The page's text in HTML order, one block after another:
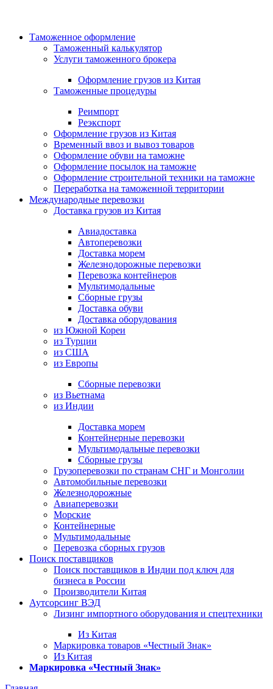
Таможенное оформление
Таможенный калькулятор
Услуги таможенного брокера
Оформление грузов из Китая
Таможенные процедуры
Реимпорт
Реэкспорт
Оформление грузов из Китая
Временный ввоз и вывоз товаров
Оформление обуви на таможне
Оформление посылок на таможне
Оформление строительной техники на таможне
Переработка на таможенной территории
Международные перевозки
Доставка грузов из Китая
Авиадоставка
Автоперевозки
Доставка морем
Железнодорожные перевозки
Перевозка контейнеров
Мультимодальные
Сборные грузы
Доставка обуви
Доставка оборудования
из Южной Кореи
из Турции
из США
из Европы
Сборные перевозки
из Вьетнама
из Индии
Доставка морем
Контейнерные перевозки
Мультимодальные перевозки
Сборные грузы
Грузоперевозки по странам СНГ и Монголии
Автомобильные перевозки
Железнодорожные
Авиаперевозки
Морские
Контейнерные
Мультимодальные
Перевозка сборных грузов
Поиск поставщиков
Поиск поставщиков в Индии под ключ для
бизнеса в России
Производители Китая
Аутсорсинг ВЭД
Лизинг импортного оборудования и спецтехники
Из Китая
Маркировка товаров «Честный Знак»
Из Китая
Маркировка «Честный Знак»